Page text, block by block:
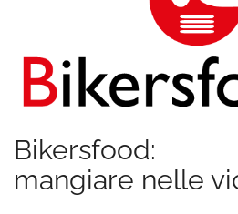
Bikersfood:
mangiare nelle